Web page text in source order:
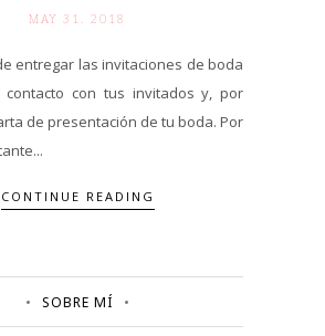
MAY 31. 2018
entregar las invitaciones de boda
con tus invitados y, por
de presentación de tu boda. Por
CONTINUE READING
SOBRE MÍ